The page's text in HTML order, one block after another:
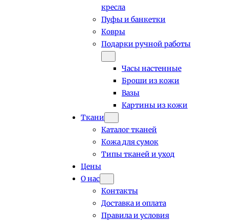
кресла
Пуфы и банкетки
Ковры
Подарки ручной работы
Часы настенные
Броши из кожи
Вазы
Картины из кожи
Ткани
Каталог тканей
Кожа для сумок
Типы тканей и уход
Цены
О нас
Контакты
Доставка и оплата
Правила и условия